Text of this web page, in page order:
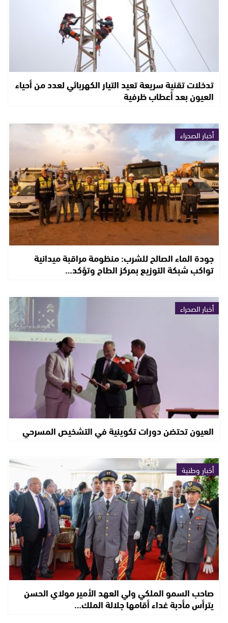
تدخلات تقنية سريعة تعيد التيار الكهربائي لعدد من أحياء
العيون بعد أعطاب ظرفية
أخبار الصحراء
جودة الماء الصالح للشرب: منظومة مراقبة ميدانية
تواكب شبكة التوزيع بمركز الطاح وتؤكد…
أخبار الصحراء
العيون تحتضن دورات تكوينية في التشخيص المسرحي
أخبار وطنية
صاحب السمو الملكي ولي العهد الأمير مولاي الحسن
يترأس مأدبة غداء أقامها جلالة الملك…